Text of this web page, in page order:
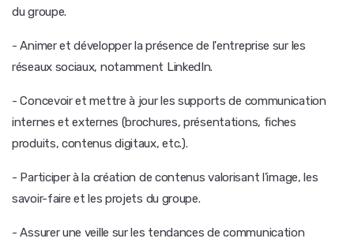
du groupe.
- Animer et développer la présence de l'entreprise sur les
réseaux sociaux, notamment LinkedIn.
- Concevoir et mettre à jour les supports de communication
internes et externes (brochures, présentations, fiches
produits, contenus digitaux, etc.).
- Participer à la création de contenus valorisant l'image, les
savoir-faire et les projets du groupe.
- Assurer une veille sur les tendances de communication